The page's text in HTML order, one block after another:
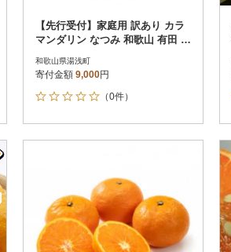
【先行受付】家庭用 訳あり カラ
マンダリン なつみ 和歌山 有田 2
和歌山県湯浅町
寄付金額 9,000円
（0件）